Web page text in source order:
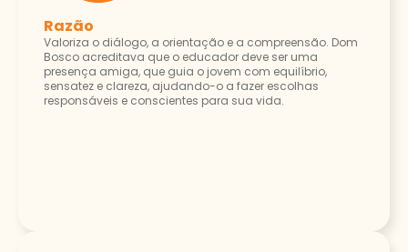
Razão
Valoriza o diálogo, a orientação e a compreensão. Dom
Bosco acreditava que o educador deve ser uma
presença amiga, que guia o jovem com equilíbrio,
sensatez e clareza, ajudando-o a fazer escolhas
responsáveis e conscientes para sua vida.